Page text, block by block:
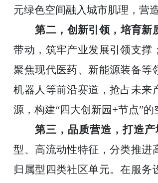
元绿色空间融入城市肌理，营
第二，创新引领，培育新
带动，筑牢产业发展引领支撑
聚焦现代医药、新能源装备等
机器人等前沿赛道，抢占未来
源，构建“四大创新园+节点”的
第三，品质营造，打造
型、高流动性特征，分类推进
归属型四类社区单元。在服